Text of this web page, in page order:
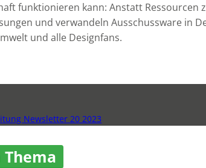
funktionieren kann: Anstatt Ressourcen
und verwandeln Ausschussware in
und alle Designfans.
Newsletter 20 2023